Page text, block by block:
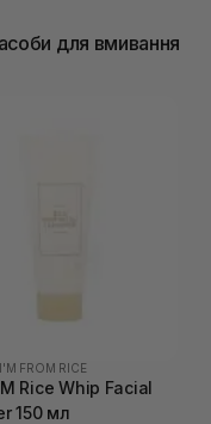
для вмивання
I'M FROM RICE
Rice Whip Facial
150 мл